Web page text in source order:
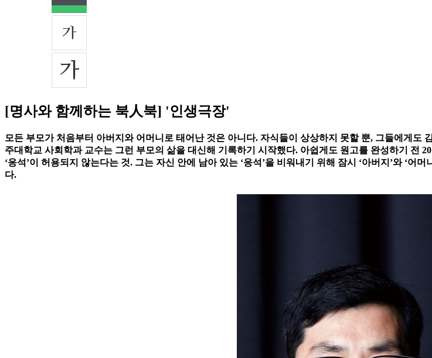
[명사와 함께하는 북人북] '인생극장'
모든 부모가 처음부터 아버지와 어머니로 태어난 것은 아니다. 자식들이 상상하지 못할 뿐, 그들에게도
주대학교 사회학과 교수는 그런 부모의 삶을 대신해 기록하기 시작했다. 아쉽게도 원고를 완성하기 전
‘응석’이 허용되지 않는다는 것. 그는 자신 안에 남아 있는 ‘응석’을 비워내기 위해 잠시 ‘아버지’와 ‘어
다.